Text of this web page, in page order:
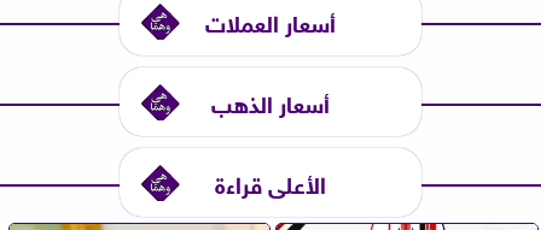
أسعار العملات
أسعار الذهب
الأعلى قراءة